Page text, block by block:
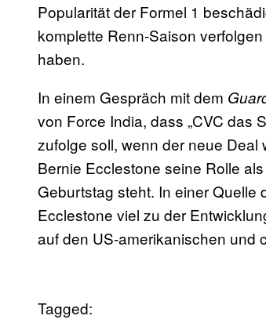
Popularität der Formel 1
komplette Renn-Saison
haben.
In einem Gespräch mit dem
von Force India, dass „CVC das
zufolge soll, wenn der neue
Bernie Ecclestone seine Rolle
Geburtstag steht. In einer Quelle
Ecclestone viel zu der
auf den US-amerikanischen und
Tagged: